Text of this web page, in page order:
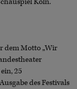
Köln.
dem Motto „Wir
25
des Festivals